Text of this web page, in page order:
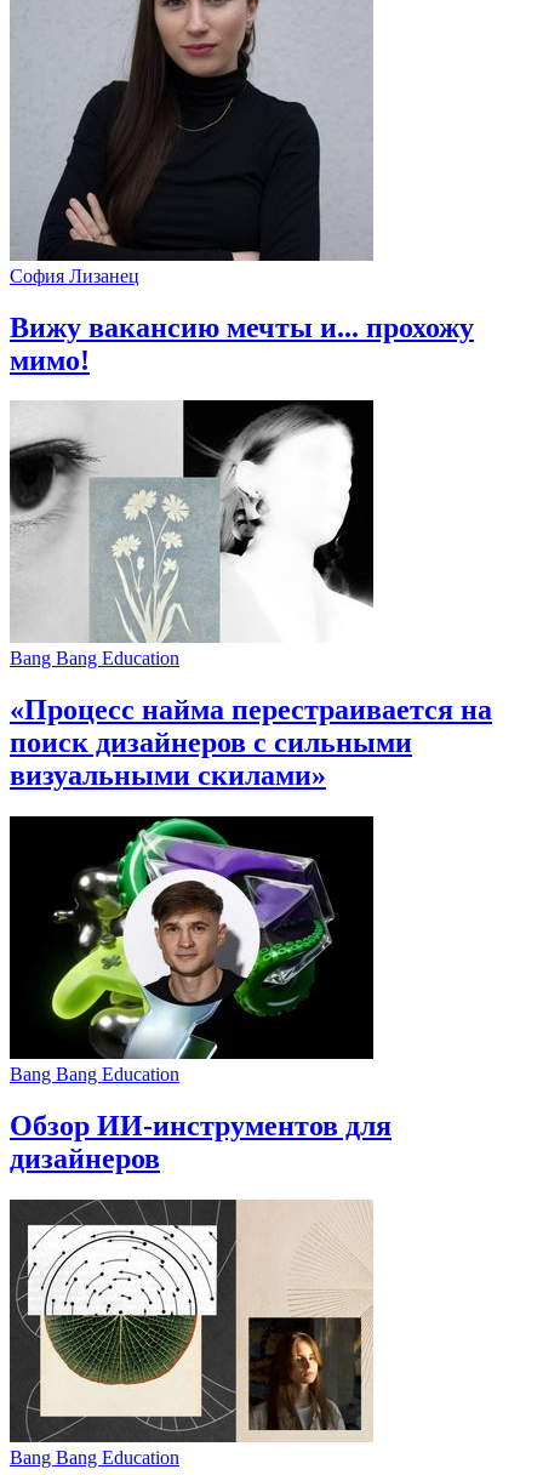
София Лизанец
Вижу вакансию мечты и... прохожу
мимо!
Bang Bang Education
«Процесс найма перестраивается на
поиск дизайнеров с сильными
визуальными скилами»
Bang Bang Education
Обзор ИИ-инструментов для
дизайнеров
Bang Bang Education